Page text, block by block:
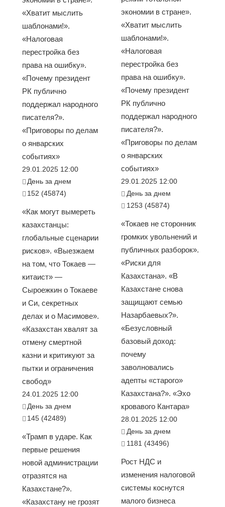
«Хватит мыслить
шаблонами!».
«Налоговая
перестройка без
права на ошибку».
«Почему президент
РК публично
поддержал народного
писателя?».
«Приговоры по делам
о январских
событиях»
29.01.2025 12:00
День за днем
152 (45874)
«Как могут вымереть
казахстанцы:
глобальные сценарии
рисков». «Выезжаем
на том, что Токаев —
китаист» —
Сыроежкин о Токаеве
и Си, секретных
делах и о Масимове».
«Казахстан хвалят за
отмену смертной
казни и критикуют за
пытки и ограничения
свобод»
24.01.2025 12:00
День за днем
145 (42489)
«Трамп в ударе. Как
первые решения
новой администрации
отразятся на
Казахстане?».
«Казахстану не грозят
экономии в стране».
«Хватит мыслить
шаблонами!».
«Налоговая
перестройка без
права на ошибку».
«Почему президент
РК публично
поддержал народного
писателя?».
«Приговоры по делам
о январских
событиях»
29.01.2025 12:00
День за днем
1253 (45874)
«Токаев не сторонник
громких увольнений и
публичных разборок».
«Риски для
Казахстана». «В
Казахстане снова
защищают семью
Назарбаевых?».
«Безусловный
базовый доход:
почему
заволновались
адепты «старого»
Казахстана?». «Эхо
кровавого Кантара»
28.01.2025 12:00
День за днем
1181 (43496)
Рост НДС и
изменения налоговой
системы коснутся
малого бизнеса